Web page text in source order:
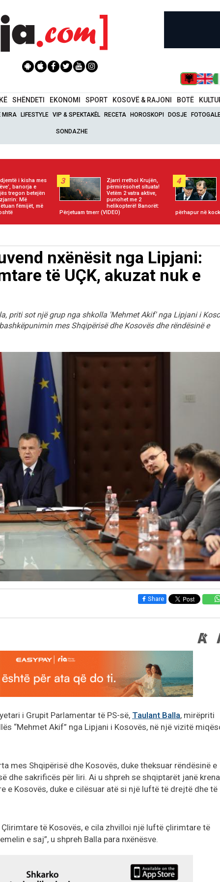
SHËNDETI EKONOMI SPORT KOSOVË & RAJONI BOTË
MIRA LIFESTYLE VIP & SPEKTAKËL RECETA HOROSKOPI DOSJE
SONDAZHE
djemtë i kisha mes
banorja e
tregon betejën
Më
fëmijët, më
3
Zjarri rrethoi Krujën,
përmirësohet situata!
Vetëm 2 vatra aktive,
punohet me 2
helikopterë! Banorët:
Përjetuam tmerr (VIDEO)
4
përhapur në
nxënësit nga Lipjani:
të UÇK, akuzat nuk e
priti sot një grup nga shkolla 'Mehmet Akif' nga Lipjani i
mes Shqipërisë dhe Kosovës dhe rëndësinë e
Share
i Grupit Parlamentar të PS-së, Taulant Balla, mirëpriti
“Mehmet Akif” nga Lipjani i Kosovës, në një vizitë
mes Shqipërisë dhe Kosovës, duke theksuar rëndësinë e
dhe sakrificës për liri. Ai u shpreh se shqiptarët janë
e Kosovës, duke e cilësuar atë si një luftë të drejtë dhe të
të Kosovës, e cila zhvilloi një luftë çlirimtare të
e saj”, u shpreh Balla para nxënësve.